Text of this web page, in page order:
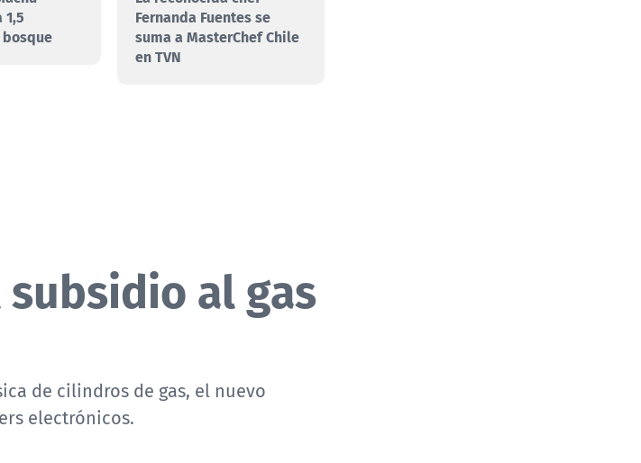
Fernanda Fuentes se
suma a MasterChef Chile
en TVN
al gas
de cilindros de gas, el nuevo
electrónicos.